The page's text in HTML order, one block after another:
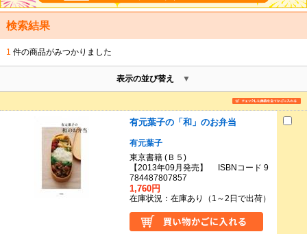
検索結果
1 件の商品がみつかりました
表示の並び替え
有元葉子の「和」のお弁当
有元葉子
東京書籍 (Ｂ５)
【2013年09月発売】 ISBNコード 9
784487807857
1,760円
在庫状況：在庫あり（1～2日で出荷）